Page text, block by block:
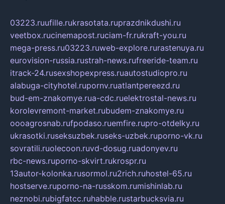
03223.ruufille.rukrasotata.ruprazdnikdushi.ru
veetbox.rucinemapost.ruciam-fr.rukraft-you.ru
mega-press.ru03223.ruweb-explore.rurastenuya.ru
eurovision-russia.rustrah-news.rufreeride-team.ru
itrack-24.rusexshopexpress.ruautostudiopro.ru
alabuga-cityhotel.rupornv.ruatlantpereezd.ru
bud-em-znakomye.rua-cdc.ruelektrostal-news.ru
korolevremont-market.rubudem-znakomye.ru
oooagrosnab.rufpodaso.ruemfire.rupro-otdelky.ru
ukrasotki.ruseksuzbek.ruseks-uzbek.ruporno-vk.ru
sovratili.ruolecoon.ruvd-dosug.ruadonyev.ru
rbc-news.ruporno-skvirt.rukrospr.ru
13autor-kolonka.rusormol.ru2rich.ruhostel-65.ru
hostserve.ruporno-na-russkom.rumishinlab.ru
neznobi.rubigfatcc.ruhabble.rustarbucksvia.ru